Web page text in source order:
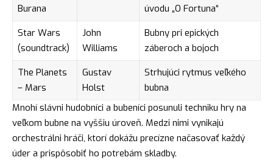
Burana
úvodu „O Fortuna“
Star Wars
(soundtrack)
John
Williams
Bubny pri epických
záberoch a bojoch
The Planets
– Mars
Gustav
Holst
Strhujúci rytmus veľkého
bubna
Mnohí slávni hudobníci a bubeníci posunuli techniku hry na
veľkom bubne na vyššiu úroveň. Medzi nimi vynikajú
orchestrálni hráči, ktorí dokážu precízne načasovať každý
úder a prispôsobiť ho potrebám skladby.